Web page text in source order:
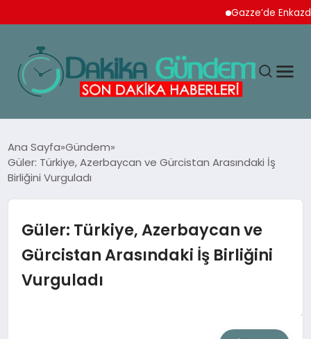
Gazze’de Enkazdan
TEKNOLOJI
SPOR
YAŞAM
Ana Sayfa Gündem
Güler: Türkiye, Azerbaycan ve Gürcistan Arasındaki İş
Birliğini Vurguladı
Güler: Türkiye, Azerbaycan ve
Gürcistan Arasındaki İş Birliğini
Vurguladı